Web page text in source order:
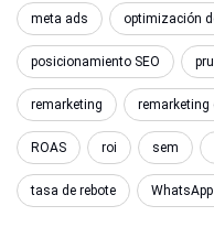
meta ads optimización
posicionamiento SEO
remarketing remarketing
ROAS roi sem
tasa de rebote